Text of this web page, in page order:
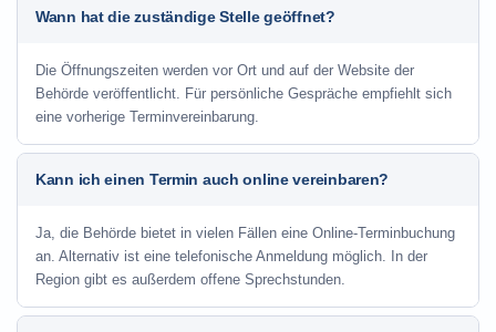
Wann hat die zuständige Stelle geöffnet?
Die Öffnungszeiten werden vor Ort und auf der Website der
Behörde veröffentlicht. Für persönliche Gespräche empfiehlt sich
eine vorherige Terminvereinbarung.
Kann ich einen Termin auch online vereinbaren?
Ja, die Behörde bietet in vielen Fällen eine Online-Terminbuchung
an. Alternativ ist eine telefonische Anmeldung möglich. In der
Region gibt es außerdem offene Sprechstunden.